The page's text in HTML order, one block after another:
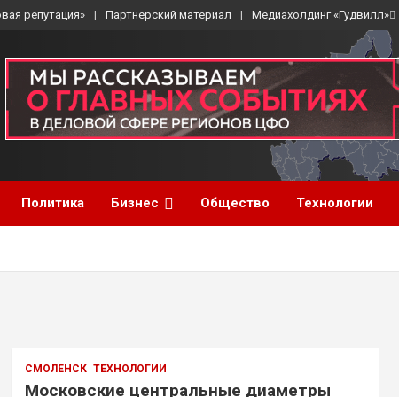
репутация» Партнерский материал Медиахолдинг «Гудвилл»
Политика Бизнес Общество Технологии
СМОЛЕНСК ТЕХНОЛОГИИ
Московские центральные диаметры